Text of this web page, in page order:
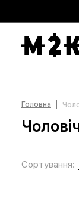
Головна
Сортування: